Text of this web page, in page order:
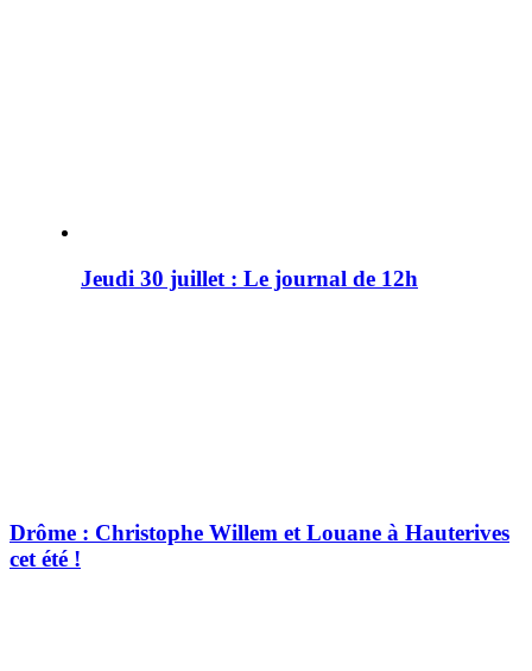
Jeudi 30 juillet : Le journal de 12h
Drôme : Christophe Willem et Louane à Hauterives
cet été !